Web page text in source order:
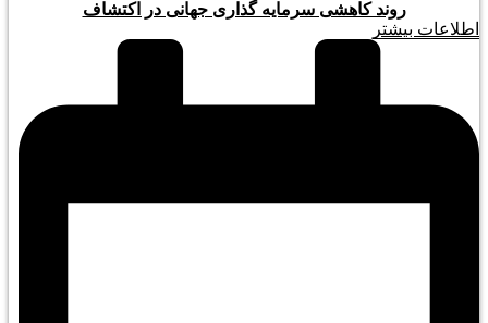
روند کاهشی سرمایه گذاری جهانی در اکتشاف
اطلاعات بیشتر